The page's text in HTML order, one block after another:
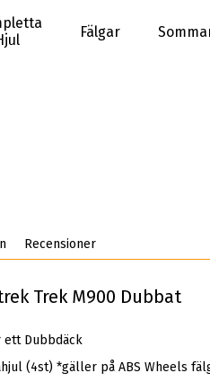
Fälgar
Recensioner
Trek M900 Dubbat
ett Dubbdäck
(4st) *gäller på ABS Wheels